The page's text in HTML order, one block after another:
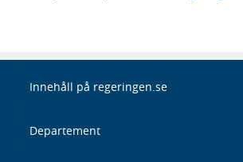
Innehåll på regeringen.se
Departement